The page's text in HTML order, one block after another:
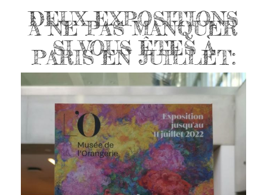
DEUX EXPOSITIONS
À NE PAS MANQUER
SI VOUS ÊTES À
PARIS EN JUILLET: